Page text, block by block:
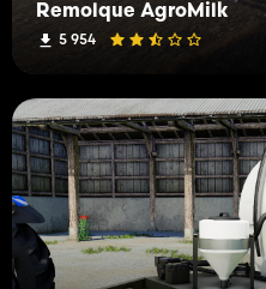
Remolque AgroMilk
5 954